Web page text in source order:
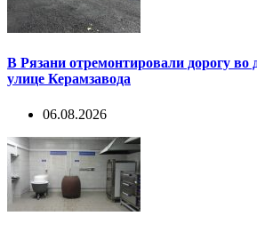
В Рязани отремонтировали дорогу
улице Керамзавода
06.08.2026